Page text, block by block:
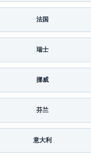
法国
瑞士
挪威
芬兰
意大利